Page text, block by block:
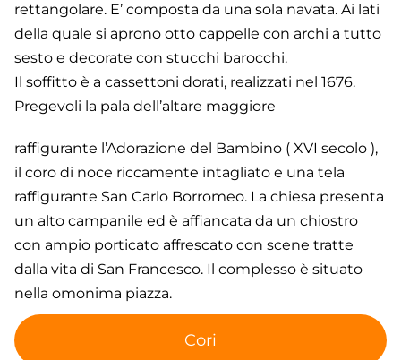
rettangolare. E’ composta da una sola navata. Ai lati
della quale si aprono otto cappelle con archi a tutto
sesto e decorate con stucchi barocchi.
Il soffitto è a cassettoni dorati, realizzati nel 1676.
Pregevoli la pala dell’altare maggiore
raffigurante l’Adorazione del Bambino ( XVI secolo ),
il coro di noce riccamente intagliato e una tela
raffigurante San Carlo Borromeo. La chiesa presenta
un alto campanile ed è affiancata da un chiostro
con ampio porticato affrescato con scene tratte
dalla vita di San Francesco. Il complesso è situato
nella omonima piazza.
Cori